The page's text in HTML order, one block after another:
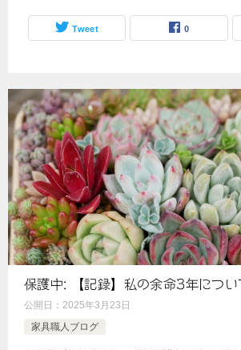
Tweet 0
保護中: 【記録】私の余命3年につい
公開日： 2025年3月23日
家具職人ブログ